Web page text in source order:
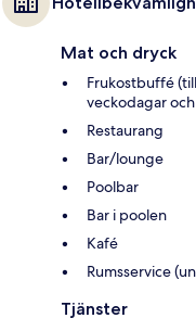
Mat och dryck
Frukostbuffé
veckodagar
Restaurang
Bar/lounge
Poolbar
Bar i poolen
Kafé
Rumsservice
Tjänster